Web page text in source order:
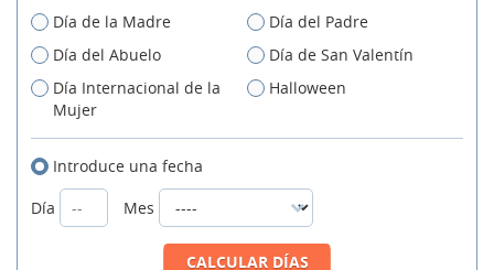
Día de la Madre
Día del Padre
Día del Abuelo
Día de San Valentín
Día Internacional de la
Mujer
Halloween
Introduce una fecha
Día
Mes